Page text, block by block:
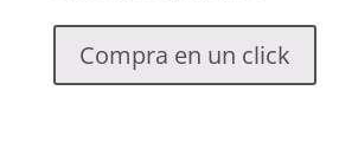
era:
es:
Compra en un click